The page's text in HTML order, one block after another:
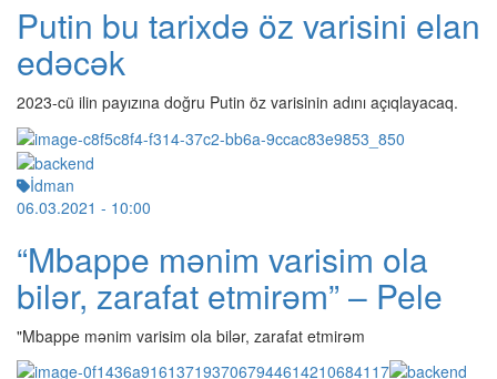
Putin bu tarixdə öz varisini elan
edəcək
2023-cü ilin payızına doğru Putin öz varisinin adını açıqlayacaq.
İdman
06.03.2021 - 10:00
“Mbappe mənim varisim ola
bilər, zarafat etmirəm” – Pele
"Mbappe mənim varisim ola bilər, zarafat etmirəm